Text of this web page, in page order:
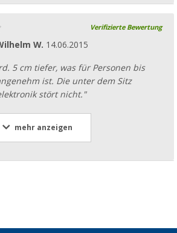
Verifizierte Bewertung
W. 14.06.2015
5 cm tiefer, was für Personen bis
ist. Die unter dem Sitz
stört nicht."
mehr anzeigen